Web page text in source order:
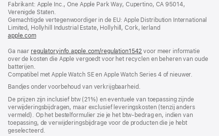
nieuw
geopend)
Fabrikant: Apple Inc., One Apple Park Way, Cupertino, CA 95014,
Verenigde Staten.
Gemachtigde vertegenwoordiger in de EU: Apple Distribution International
Limited, Hollyhill Industrial Estate, Hollyhill, Cork, Ierland
apple.com(wordt
nieuw
venster
Ga naar regulatoryinfo.apple.com/regulation1542 (wordt
in
venster
voor meer informatie
over de kosten die Apple vergoedt voor het recyclen en beheren van oude
batterijen.
Compatibel met Apple Watch SE en Apple Watch Series 4 of nieuwer.
Bandjes onder voorbehoud van verkrijgbaarheid.
De prijzen zijn inclusief btw (21%) en eventuele van toepassing zijnde
verwijderingsbijdragen, maar exclusief leveringskosten (tenzij anders
vermeld). Op het bestelformulier zie je het btw-bedrag en, indien van
toepassing, de verwijderingsbijdrage voor de producten die je hebt
geselecteerd.